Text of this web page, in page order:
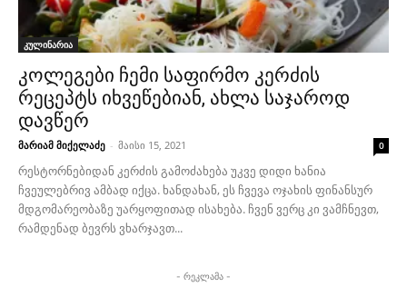
კულინარია
კოლეგები ჩემი საფირმო კერძის
რეცეპტს იხვეწებიან, ახლა საჯაროდ
დავწერ
მარიამ მიქელაძე - მაისი 15, 2021 0
რესტორნებიდან კერძის გამოძახება უკვე დიდი ხანია
ჩვეულებრივ ამბად იქცა. ხანდახან, ეს ჩვევა ოჯახის ფინანსურ
მდგომარეობაზე უარყოფითად ისახება. ჩვენ ვერც კი ვამჩნევთ,
რამდენად ბევრს ვხარჯავთ...
- რეკლამა -